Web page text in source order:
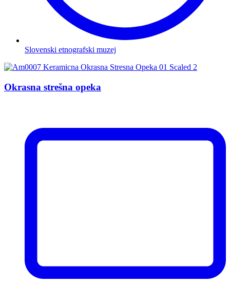
Slovenski etnografski muzej
Okrasna strešna opeka